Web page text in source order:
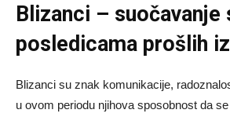
Blizanci – suočavanje
posledicama prošlih
Blizanci su znak komunikacije,
u ovom periodu njihova sposobnost da